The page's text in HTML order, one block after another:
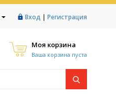
Вход | Регистрация
Моя корзина
Ваша корзина пуста